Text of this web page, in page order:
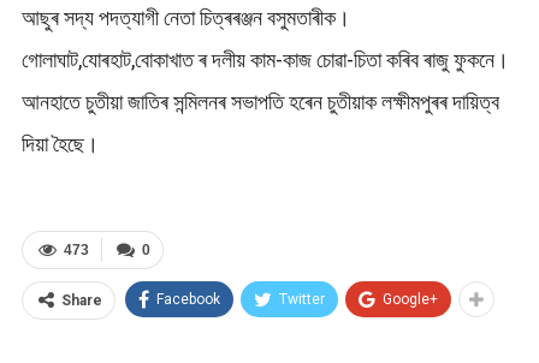
আছুৰ সদ্য পদত্যাগী নেতা চিত্ৰৰঞ্জন বসুমতাৰীক।
গোলাঘাট,যোৰহাট,বোকাখাত ৰ দলীয় কাম-কাজ চোৱা-চিতা কৰিব ৰাজু ফুকনে।
আনহাতে চুতীয়া জাতিৰ সন্মিলনৰ সভাপতি হৰেন চুতীয়াক লক্ষীমপুৰৰ দায়িত্ব
দিয়া হৈছে।
0
473
Share Facebook Twitter Google+